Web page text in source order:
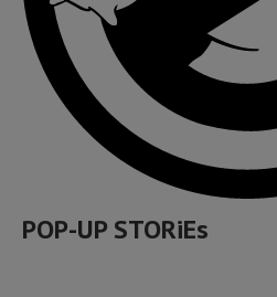
POP-UP STORiEs